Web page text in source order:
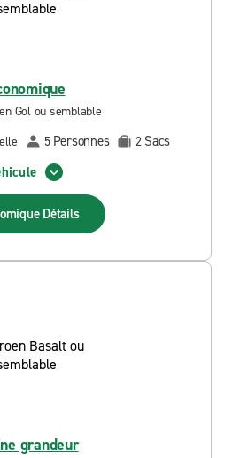
Gol ou semblable
5 Personnes 2 Sacs
Détails
grandeur